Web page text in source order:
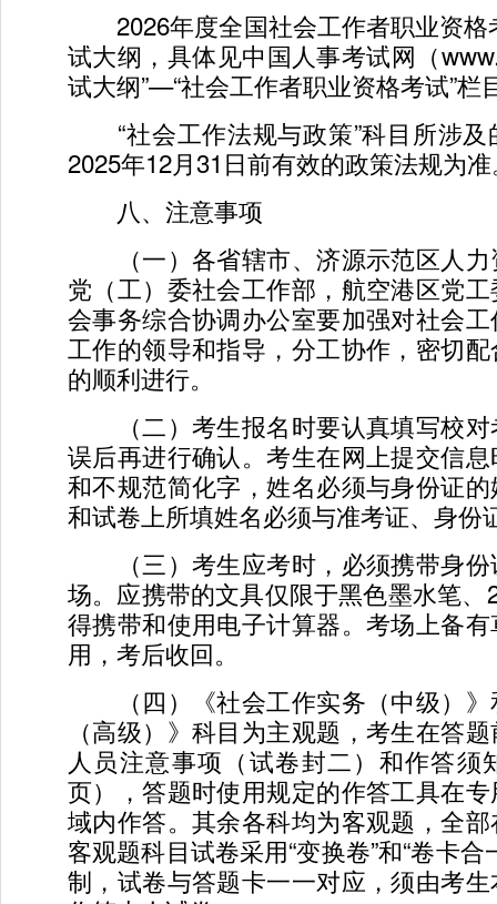
2026年度全国社会工作者职业资格
试大纲，具体见中国人事考试网（
试大纲”—“社会工作者职业资格考试”栏
“社会工作法规与政策”科目所涉及
2025年12月31日前有效的政策法规为
八、注意事项
（一）各省辖市、济源示范区人力
党（工）委社会工作部，航空港区党
会事务综合协调办公室要加强对社会
工作的领导和指导，分工协作，密切
的顺利进行。
（二）考生报名时要认真填写校对
误后再进行确认。考生在网上提交信
和不规范简化字，姓名必须与身份证
和试卷上所填姓名必须与准考证、身份
（三）考生应考时，必须携带身份
场。应携带的文具仅限于黑色墨水笔
得携带和使用电子计算器。考场上备
用，考后收回。
（四）《社会工作实务（中级）》
（高级）》科目为主观题，考生在答
人员注意事项（试卷封二）和作答须
页），答题时使用规定的作答工具在
域内作答。其余各科均为客观题，全
客观题科目试卷采用“变换卷”和“卷卡
制，试卷与答题卡一一对应，须由考